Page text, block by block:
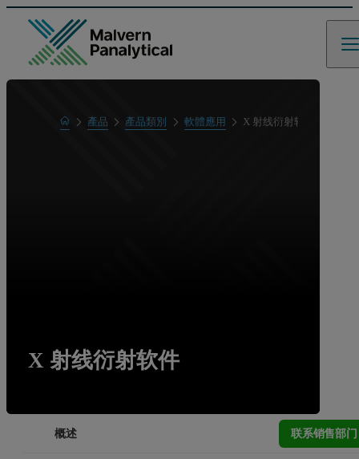
Home產品 產品類別 軟體應用 X 射线衍射软件
X 射线衍射软件
概述 联系销售部门